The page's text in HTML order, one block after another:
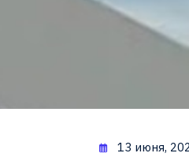
13 июня,